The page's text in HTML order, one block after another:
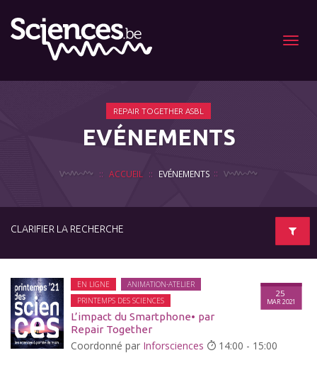
Menu
REPAIR TOGETHER ASBL
EVÉNEMENTS
ACCUEIL EVÉNEMENTS
CLARIFIER LA RECHERCHE
EN LIGNE
ANIMATION-ATELIER
PRINTEMPS DES SCIENCES
L’impact du Smartphone• par
Repair Together
25
MAR 2021
Coordonné par Inforsciences 14:00 - 15:00